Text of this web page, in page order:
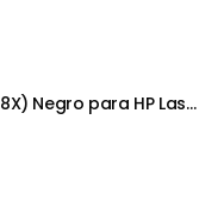
Toner HP CF258X (58X) Negro para HP LaserJet Pro